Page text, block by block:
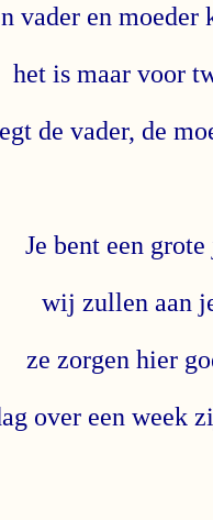
vader en moeder
het is maar voor
de vader, de
Je bent een
wij zullen aan
ze zorgen hier
over een week